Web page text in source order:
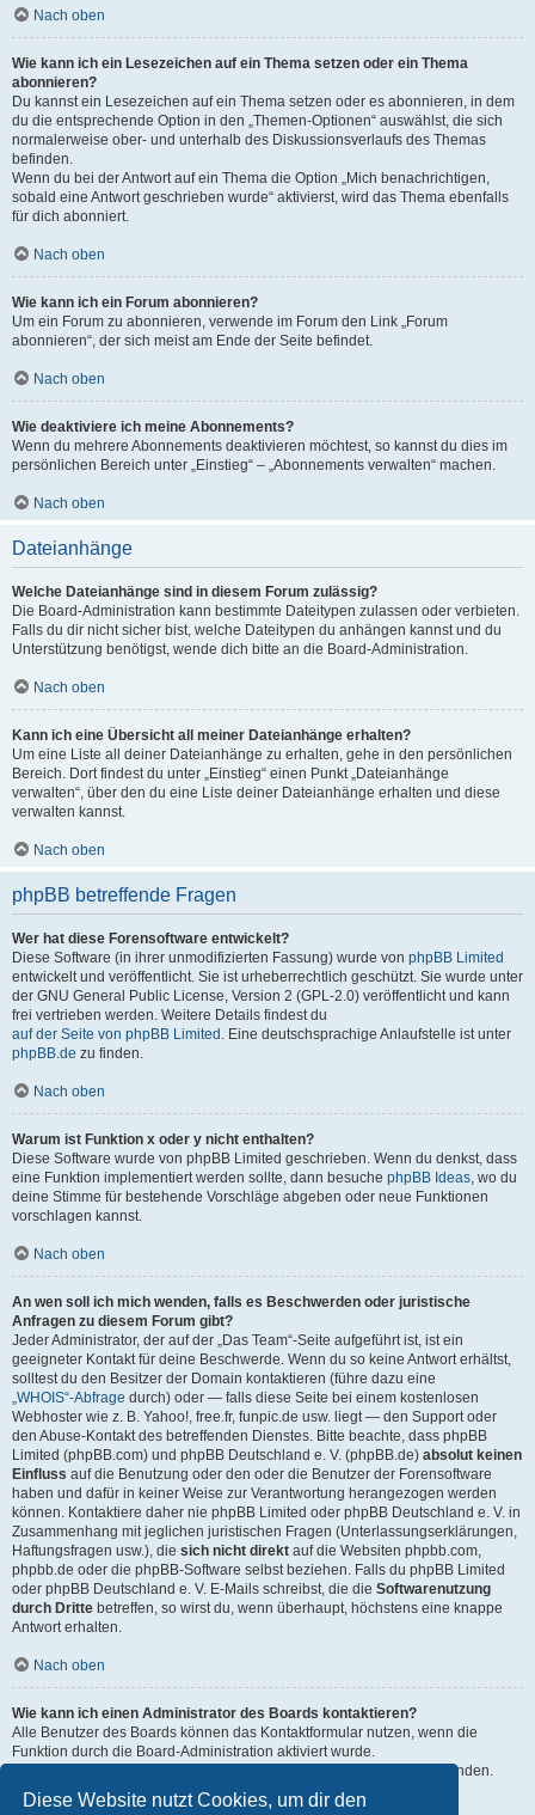
Diese Website nutzt Cookies, um dir den
Nach oben
Wie kann ich ein Lesezeichen auf ein Thema setzen oder ein Thema
abonnieren?
Du kannst ein Lesezeichen auf ein Thema setzen oder es abonnieren, in dem
du die entsprechende Option in den „Themen-Optionen“ auswählst, die sich
normalerweise ober- und unterhalb des Diskussionsverlaufs des Themas
befinden.
Wenn du bei der Antwort auf ein Thema die Option „Mich benachrichtigen,
sobald eine Antwort geschrieben wurde“ aktivierst, wird das Thema ebenfalls
für dich abonniert.
Nach oben
Wie kann ich ein Forum abonnieren?
Um ein Forum zu abonnieren, verwende im Forum den Link „Forum
abonnieren“, der sich meist am Ende der Seite befindet.
Nach oben
Wie deaktiviere ich meine Abonnements?
Wenn du mehrere Abonnements deaktivieren möchtest, so kannst du dies im
persönlichen Bereich unter „Einstieg“ – „Abonnements verwalten“ machen.
Nach oben
Dateianhänge
Welche Dateianhänge sind in diesem Forum zulässig?
Die Board-Administration kann bestimmte Dateitypen zulassen oder verbieten.
Falls du dir nicht sicher bist, welche Dateitypen du anhängen kannst und du
Unterstützung benötigst, wende dich bitte an die Board-Administration.
Nach oben
Kann ich eine Übersicht all meiner Dateianhänge erhalten?
Um eine Liste all deiner Dateianhänge zu erhalten, gehe in den persönlichen
Bereich. Dort findest du unter „Einstieg“ einen Punkt „Dateianhänge
verwalten“, über den du eine Liste deiner Dateianhänge erhalten und diese
verwalten kannst.
Nach oben
phpBB betreffende Fragen
Wer hat diese Forensoftware entwickelt?
Diese Software (in ihrer unmodifizierten Fassung) wurde von phpBB Limited
entwickelt und veröffentlicht. Sie ist urheberrechtlich geschützt. Sie wurde unter
der GNU General Public License, Version 2 (GPL-2.0) veröffentlicht und kann
frei vertrieben werden. Weitere Details findest du
auf der Seite von phpBB Limited . Eine deutschsprachige Anlaufstelle ist unter
phpBB.de zu finden.
Nach oben
Warum ist Funktion x oder y nicht enthalten?
Diese Software wurde von phpBB Limited geschrieben. Wenn du denkst, dass
eine Funktion implementiert werden sollte, dann besuche phpBB Ideas, wo du
deine Stimme für bestehende Vorschläge abgeben oder neue Funktionen
vorschlagen kannst.
Nach oben
An wen soll ich mich wenden, falls es Beschwerden oder juristische
Anfragen zu diesem Forum gibt?
Jeder Administrator, der auf der „Das Team“-Seite aufgeführt ist, ist ein
geeigneter Kontakt für deine Beschwerde. Wenn du so keine Antwort erhältst,
solltest du den Besitzer der Domain kontaktieren (führe dazu eine
„WHOIS“-Abfrage durch) oder — falls diese Seite bei einem kostenlosen
Webhoster wie z. B. Yahoo!, free.fr, funpic.de usw. liegt — den Support oder
den Abuse-Kontakt des betreffenden Dienstes. Bitte beachte, dass phpBB
Limited (phpBB.com) und phpBB Deutschland e. V. (phpBB.de) absolut keinen
Einfluss auf die Benutzung oder den oder die Benutzer der Forensoftware
haben und dafür in keiner Weise zur Verantwortung herangezogen werden
können. Kontaktiere daher nie phpBB Limited oder phpBB Deutschland e. V. in
Zusammenhang mit jeglichen juristischen Fragen (Unterlassungserklärungen,
Haftungsfragen usw.), die sich nicht direkt auf die Websiten phpbb.com,
phpbb.de oder die phpBB-Software selbst beziehen. Falls du phpBB Limited
oder phpBB Deutschland e. V. E-Mails schreibst, die die Softwarenutzung
durch Dritte betreffen, so wirst du, wenn überhaupt, höchstens eine knappe
Antwort erhalten.
Nach oben
Wie kann ich einen Administrator des Boards kontaktieren?
Alle Benutzer des Boards können das Kontaktformular nutzen, wenn die
Funktion durch die Board-Administration aktiviert wurde.
Mitglieder des Boards können zusätzlich den Link „Das Team“ verwenden.
Nach oben